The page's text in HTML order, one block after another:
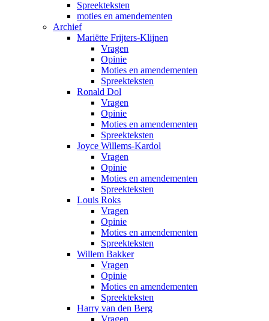
Spreekteksten
moties en amendementen
Archief
Mariëtte Frijters-Klijnen
Vragen
Opinie
Moties en amendementen
Spreekteksten
Ronald Dol
Vragen
Opinie
Moties en amendementen
Spreekteksten
Joyce Willems-Kardol
Vragen
Opinie
Moties en amendementen
Spreekteksten
Louis Roks
Vragen
Opinie
Moties en amendementen
Spreekteksten
Willem Bakker
Vragen
Opinie
Moties en amendementen
Spreekteksten
Harry van den Berg
Vragen